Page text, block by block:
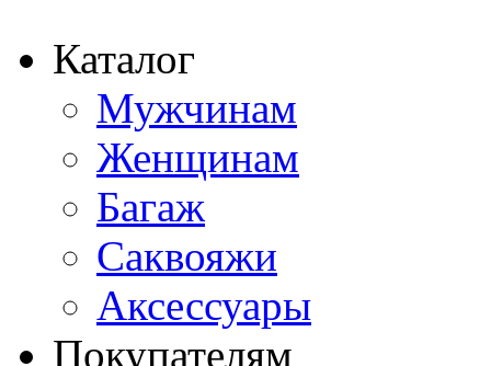
Каталог
Мужчинам
Женщинам
Багаж
Саквояжи
Аксессуары
Покупателям